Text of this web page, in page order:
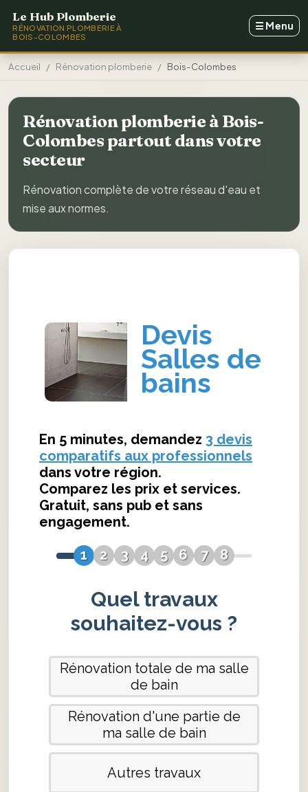
Aller au contenu principal
Le Hub Plomberie
RÉNOVATION PLOMBERIE À
BOIS-COLOMBES
☰ Menu
Accueil Rénovation plomberie Bois-Colombes
Rénovation plomberie à Bois-
Colombes partout dans votre
secteur
Rénovation complète de votre réseau d'eau et
mise aux normes.